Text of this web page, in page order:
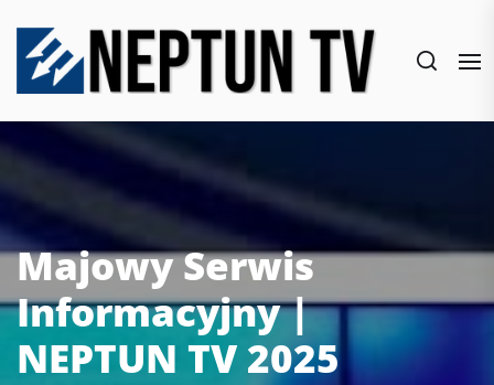
content
Majowy Serwis
Informacyjny |
NEPTUN TV 2025